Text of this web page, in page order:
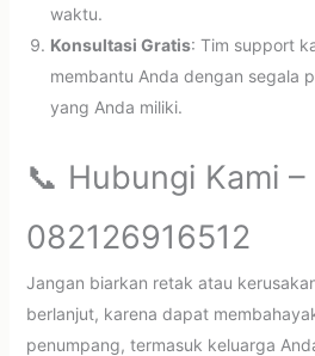
waktu.
Konsultasi Gratis: Tim support
membantu Anda dengan segala
yang Anda miliki.
📞 Hubungi Kami –
082126916512
Jangan biarkan retak atau
berlanjut, karena dapat
penumpang, termasuk keluarga